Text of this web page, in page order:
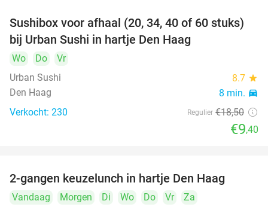
49%
Sushibox voor afhaal (20, 34, 40 of 60 stuks)
bij Urban Sushi in hartje Den Haag
Wo Do
Vr
Urban Sushi
8.7 star
Den Haag 8 min. directions_car
Verkocht: 230 Regulier €18,50
€9,40
2-gangen keuzelunch in hartje Den Haag
Vandaag Morgen Di Wo Do Vr
Za